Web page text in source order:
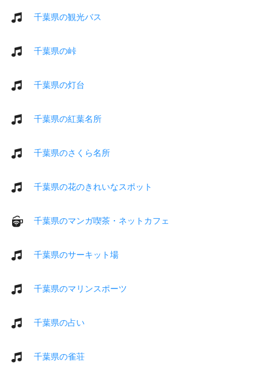
千葉県の観光バス
千葉県の峠
千葉県の灯台
千葉県の紅葉名所
千葉県のさくら名所
千葉県の花のきれいなスポット
千葉県のマンガ喫茶・ネットカフェ
千葉県のサーキット場
千葉県のマリンスポーツ
千葉県の占い
千葉県の雀荘